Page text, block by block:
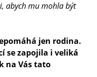
abych mu mohla být
jen rodina.
se zapojila i veliká
na Vás tato